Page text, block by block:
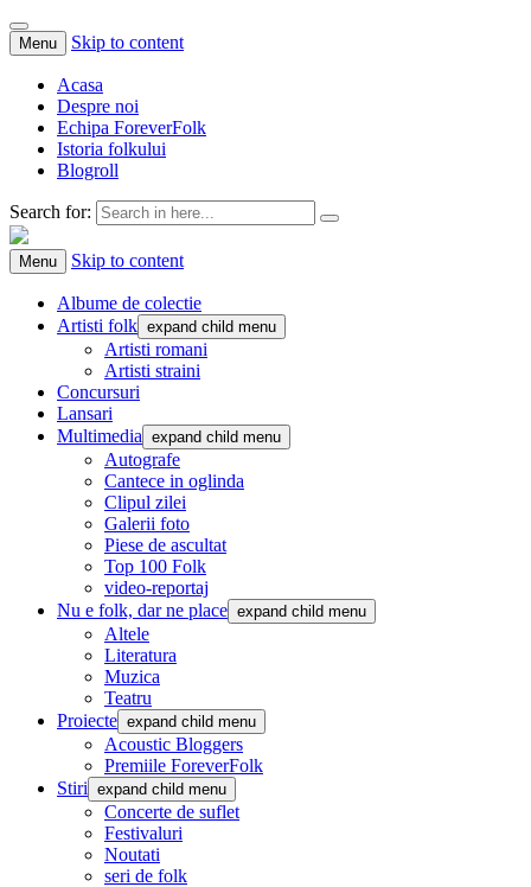
Menu Skip to content
Acasa
Despre noi
Echipa ForeverFolk
Istoria folkului
Blogroll
Search for:
ForeverFolk
Muzica sufletului tau
Menu Skip to content
Albume de colectie
Artisti folk expand child menu
Artisti romani
Artisti straini
Concursuri
Lansari
Multimedia expand child menu
Autografe
Cantece in oglinda
Clipul zilei
Galerii foto
Piese de ascultat
Top 100 Folk
video-reportaj
Nu e folk, dar ne place expand child menu
Altele
Literatura
Muzica
Teatru
Proiecte expand child menu
Acoustic Bloggers
Premiile ForeverFolk
Stiri expand child menu
Concerte de suflet
Festivaluri
Noutati
seri de folk